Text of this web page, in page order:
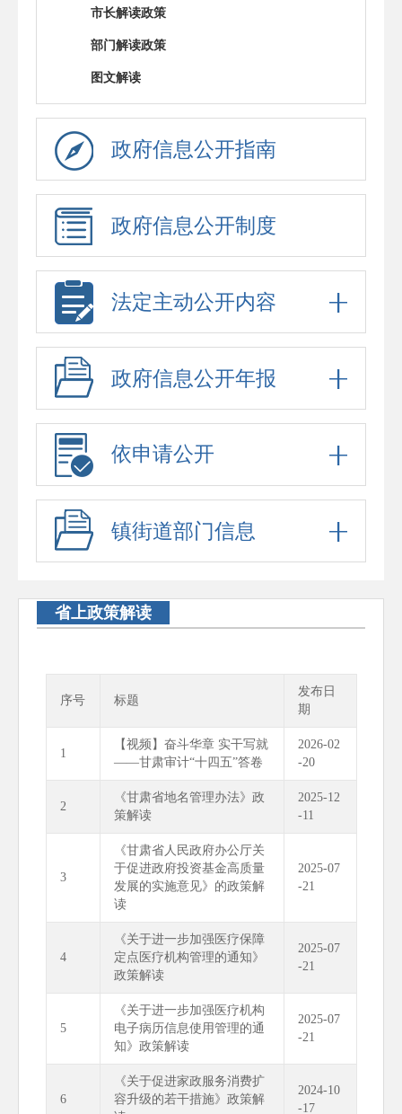
市长解读政策
部门解读政策
图文解读
政府信息公开指南
政府信息公开制度
法定主动公开内容
政府信息公开年报
依申请公开
镇街道部门信息
省上政策解读
序号 标题
发布日
期
1
【视频】奋斗华章 实干写就
——甘肃审计“十四五”答卷
2026-02
-20
2
《甘肃省地名管理办法》政
策解读
2025-12
-11
3
《甘肃省人民政府办公厅关
于促进政府投资基金高质量
发展的实施意见》的政策解
读
2025-07
-21
4
《关于进一步加强医疗保障
定点医疗机构管理的通知》
政策解读
2025-07
-21
5
《关于进一步加强医疗机构
电子病历信息使用管理的通
知》政策解读
2025-07
-21
6
《关于促进家政服务消费扩
容升级的若干措施》政策解
2024-10
-17